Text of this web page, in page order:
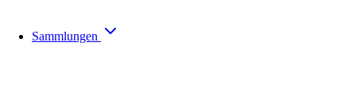
Sammlungen